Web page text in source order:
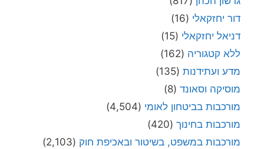
דור יחזקאלי (16)
דניאל יחזקאלי (15)
ללא קטגוריה (162)
מדע ועתידנות (135)
מוסיקה וסאונד (8)
מורכבות בביטחון לאומי (4,504)
מורכבות בחינוך (420)
מורכבות במשפט, בשיטור ובאכיפת חוק (2,103)